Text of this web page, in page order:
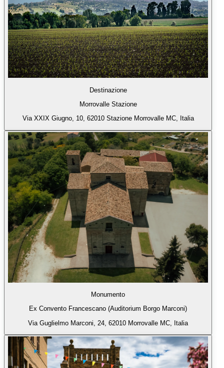
Destinazione
Morrovalle Stazione
Via XXIX Giugno, 10, 62010 Stazione Morrovalle MC, Italia
Monumento
Ex Convento Francescano (Auditorium Borgo Marconi)
Via Guglielmo Marconi, 24, 62010 Morrovalle MC, Italia